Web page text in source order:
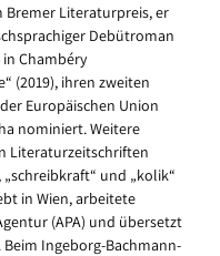
Bremer Literaturpreis, er
Debütroman
Chambéry
(2019), ihren zweiten
Europäischen Union
nominiert. Weitere
Literaturzeitschriften
„schreibkraft“ und „kolik“
in Wien, arbeitete
(APA) und übersetzt
Ingeborg-Bachmann-